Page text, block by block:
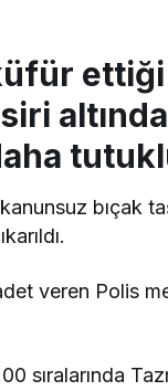
altında
bıçak
veren Polis
sıralarında